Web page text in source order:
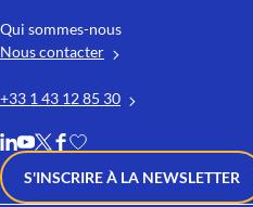
Qui sommes-nous
Nous contacter
+33 1 43 12 85 30
S'INSCRIRE À LA NEWSLETTER